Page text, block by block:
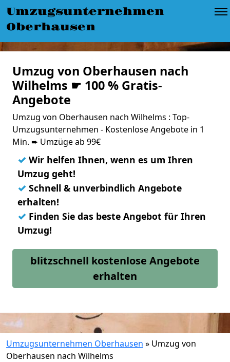
Umzugsunternehmen
Oberhausen
Umzug von Oberhausen nach
Wilhelms ☛ 100 % Gratis-
Angebote
Umzug von Oberhausen nach Wilhelms : Top-
Umzugsunternehmen - Kostenlose Angebote in 1
Min. ➨ Umzüge ab 99€
✓ Wir helfen Ihnen, wenn es um Ihren
Umzug geht!
✓ Schnell & unverbindlich Angebote
erhalten!
✓ Finden Sie das beste Angebot für Ihren
Umzug!
blitzschnell kostenlose Angebote
erhalten
Umzugsunternehmen Oberhausen » Umzug von
Oberhausen nach Wilhelms